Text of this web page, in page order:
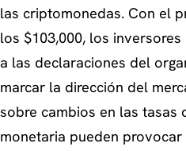
las criptomonedas. Con el
los $103,000, los
a las declaraciones del
marcar la dirección del
sobre cambios en las tasas
monetaria pueden